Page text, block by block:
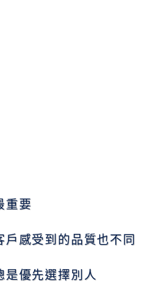
重要
感受到的品質也不同
是優先選擇別人